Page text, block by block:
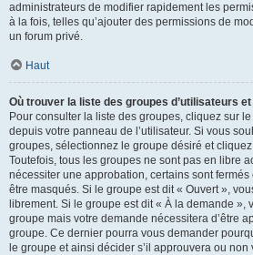
administrateurs de modifier rapidement les
à la fois, telles qu’ajouter des permissions de
un forum privé.
Haut
Où trouver la liste des groupes d’utilisateurs
Pour consulter la liste des groupes, cliquez sur
depuis votre panneau de l’utilisateur. Si vous
groupes, sélectionnez le groupe désiré et
Toutefois, tous les groupes ne sont pas en libre
nécessiter une approbation, certains sont fermés
être masqués. Si le groupe est dit « Ouvert »,
librement. Si le groupe est dit « À la demande »,
groupe mais votre demande nécessitera d’être
groupe. Ce dernier pourra vous demander
le groupe et ainsi décider s’il approuvera ou